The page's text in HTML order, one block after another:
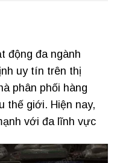
động đa ngành
uy tín trên thị
phân phối hàng
thế giới. Hiện nay,
với đa lĩnh vực